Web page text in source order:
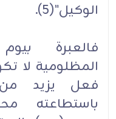
الوكيل"(5).
فالعبرة
المظلومية لا
فعل يزيد
باستطاعته